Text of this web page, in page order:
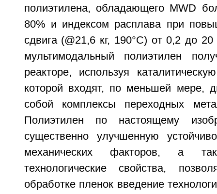
полиэтилена, обладающего MWD
80% и индексом расплава при
сдвига (@21,6 кг, 190°C) от 0,2 до
мультимодальный полиэтилен
реакторе, используя
которой входят, по меньшей мере,
собой комплексы переходных
Полиэтилен по настоящему
существенно улучшенную
механических факторов, а
технологические свойства,
обработке пленок введение